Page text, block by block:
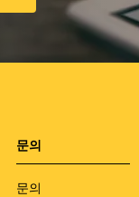
문의
문의